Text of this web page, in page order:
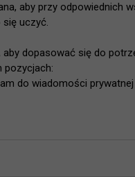
aby przy odpowiednich
uczyć.
dopasować się do
pozycjach:
do wiadomości